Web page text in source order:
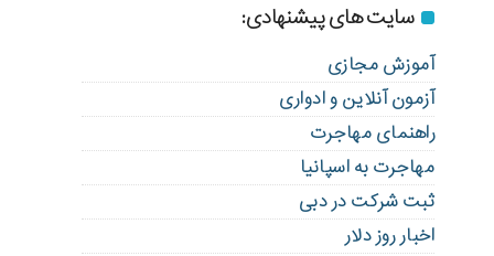
سایت های پیشنهادی:
آموزش مجازی
آزمون آنلاین و ادواری
راهنمای مهاجرت
مهاجرت به اسپانیا
ثبت شرکت در دبی
اخبار روز دلار